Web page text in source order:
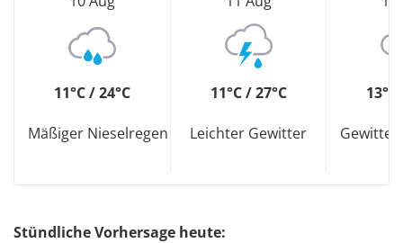
11°C / 24°C
Mäßiger Nieselregen
11°C / 27°C
Leichter Gewitter
13°C
Gewitter
Stündliche Vorhersage heute: